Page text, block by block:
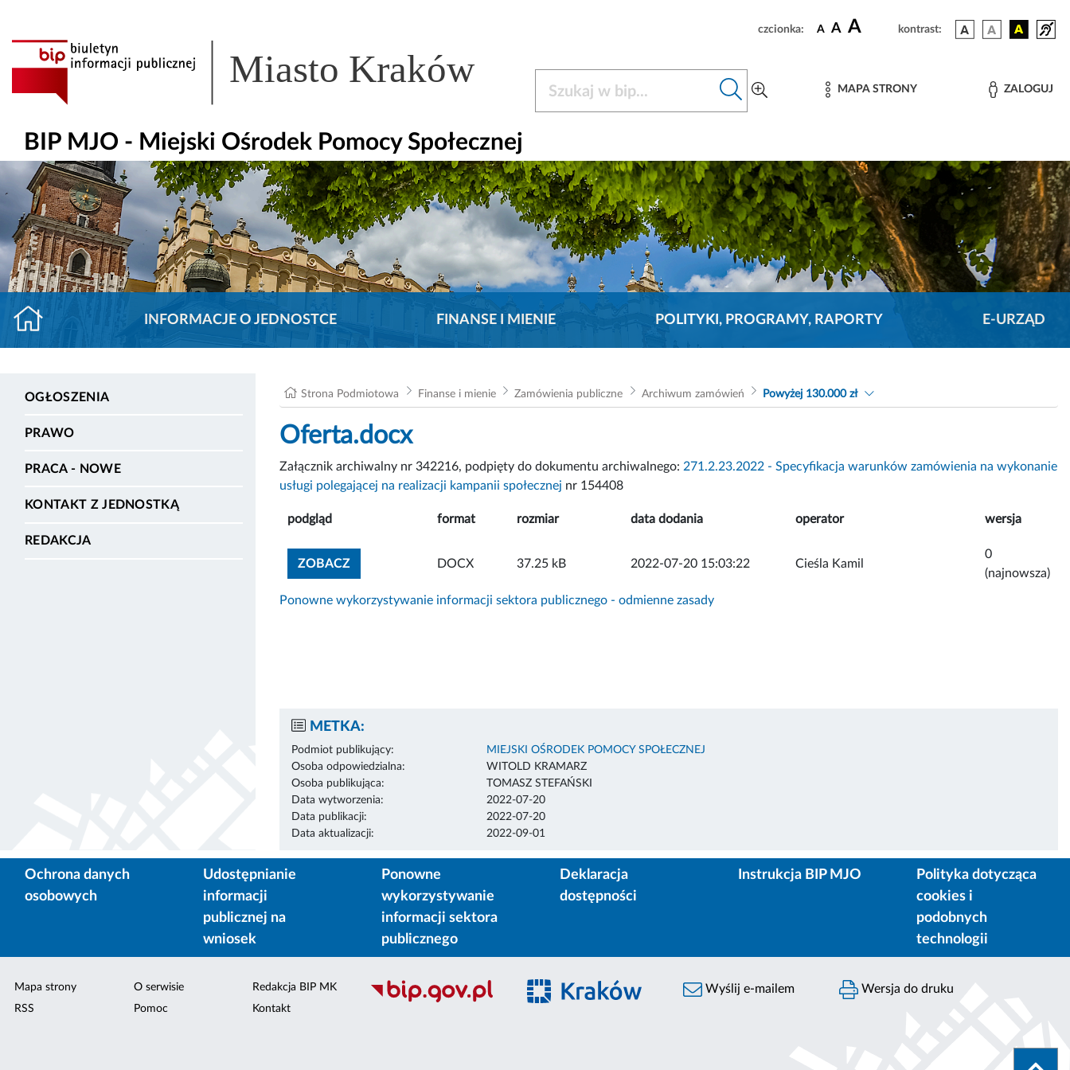
czcionka: A A A kontrast:
Miasto Kraków MAPA STRONY ZALOGUJ
BIP MJO - Miejski Ośrodek Pomocy Społecznej
INFORMACJE O JEDNOSTCE FINANSE I MIENIE POLITYKI, PROGRAMY, RAPORTY E-URZĄD
OGŁOSZENIA
PRAWO
PRACA - NOWE
KONTAKT Z JEDNOSTKĄ
REDAKCJA
Strona Podmiotowa Finanse i mienie Zamówienia publiczne Archiwum zamówień Powyżej 130.000 zł
Oferta.docx
Załącznik archiwalny nr 342216, podpięty do dokumentu archiwalnego: 271.2.23.2022 - Specyfikacja warunków zamówienia na wykonanie
usługi polegającej na realizacji kampanii społecznej nr 154408
podgląd format rozmiar data dodania operator wersja
ZOBACZZOBACZ ZAŁĄCZNIK
DOCX 37.25 kB 2022-07-20 15:03:22 Cieśla Kamil
0
(najnowsza)
Ponowne wykorzystywanie informacji sektora publicznego - odmienne zasady
METKA:
Podmiot publikujący:
MIEJSKI OŚRODEK POMOCY SPOŁECZNEJ
Osoba odpowiedzialna:
WITOLD KRAMARZ
Osoba publikująca:
TOMASZ STEFAŃSKI
Data wytworzenia:
2022-07-20
Data publikacji:
2022-07-20
Data aktualizacji:
2022-09-01
Ochrona danych
osobowych
Udostępnianie
informacji
publicznej na
wniosek
Ponowne
wykorzystywanie
informacji sektora
publicznego
Deklaracja
dostępności
Instrukcja BIP MJO
Polityka dotycząca
cookies i
podobnych
technologii
Mapa strony
RSS
O serwisie
Pomoc
Redakcja BIP MK
Kontakt
Wyślij e-mailem Wersja do druku